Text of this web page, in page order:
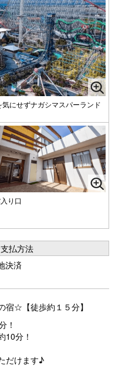
にせずナガシマスパーランド
り口
払方法
決済
宿☆【徒歩約１５分】
！
10分！
だけます♪